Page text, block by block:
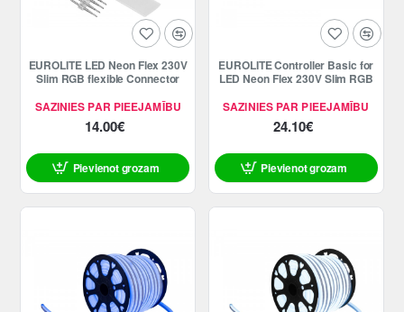
SAZINIES PAR PIEEJAMĪBU
EUROLITE LED Neon Flex 230V
Slim RGB flexible Connector
14.00€
Pievienot grozam
SAZINIES PAR PIEEJAMĪBU
EUROLITE Controller Basic for
LED Neon Flex 230V Slim RGB
24.10€
Pievienot grozam